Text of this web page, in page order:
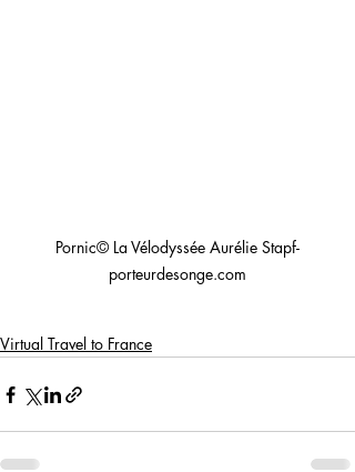
Pornic© La Vélodyssée Aurélie Stapf-
porteurdesonge.com
Virtual Travel to France